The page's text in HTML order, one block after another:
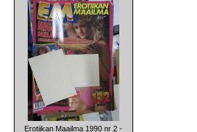
Erotiikan Maailma 1990 nr 2 -